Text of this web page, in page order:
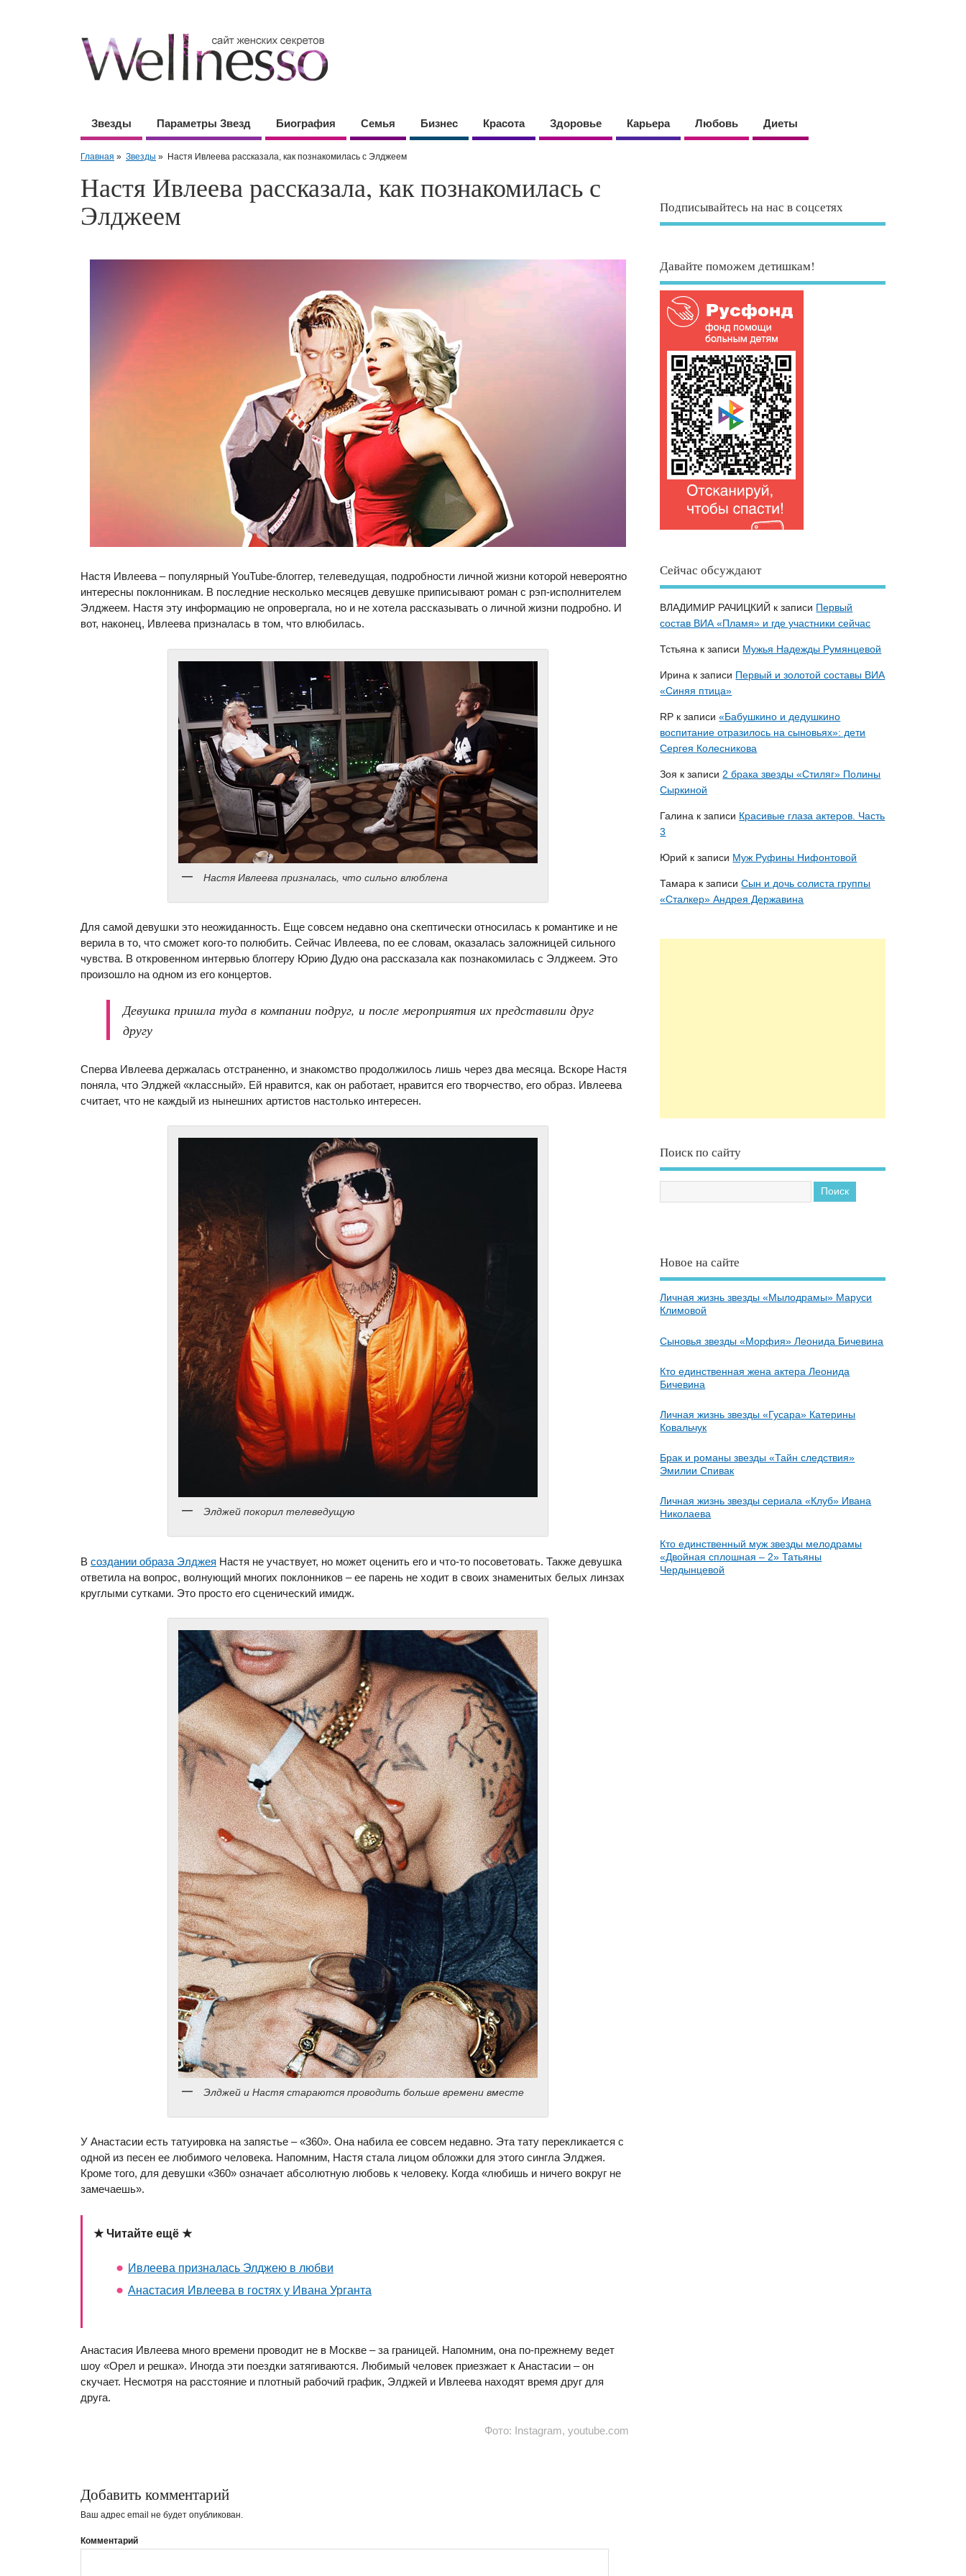
Звезды Параметры Звезд Биография Семья Бизнес Красота Здоровье Карьера Любовь Диеты
Главная » Звезды » Настя Ивлеева рассказала, как познакомилась с Элджеем
Настя Ивлеева рассказала, как познакомилась с
Элджеем
Настя Ивлеева – популярный YouTube-блоггер, телеведущая, подробности личной жизни которой невероятно
интересны поклонникам. В последние несколько месяцев девушке приписывают роман с рэп-исполнителем
Элджеем. Настя эту информацию не опровергала, но и не хотела рассказывать о личной жизни подробно. И
вот, наконец, Ивлеева призналась в том, что влюбилась.
Настя Ивлеева призналась, что сильно влюблена
Для самой девушки это неожиданность. Еще совсем недавно она скептически относилась к романтике и не
верила в то, что сможет кого-то полюбить. Сейчас Ивлеева, по ее словам, оказалась заложницей сильного
чувства. В откровенном интервью блоггеру Юрию Дудю она рассказала как познакомилась с Элджеем. Это
произошло на одном из его концертов.
Девушка пришла туда в компании подруг, и после мероприятия их представили друг
другу
Сперва Ивлеева держалась отстраненно, и знакомство продолжилось лишь через два месяца. Вскоре Настя
поняла, что Элджей «классный». Ей нравится, как он работает, нравится его творчество, его образ. Ивлеева
считает, что не каждый из нынешних артистов настолько интересен.
Элджей покорил телеведущую
В создании образа Элджея Настя не участвует, но может оценить его и что-то посоветовать. Также девушка
ответила на вопрос, волнующий многих поклонников – ее парень не ходит в своих знаменитых белых линзах
круглыми сутками. Это просто его сценический имидж.
Элджей и Настя стараются проводить больше времени вместе
У Анастасии есть татуировка на запястье – «360». Она набила ее совсем недавно. Эта тату перекликается с
одной из песен ее любимого человека. Напомним, Настя стала лицом обложки для этого сингла Элджея.
Кроме того, для девушки «360» означает абсолютную любовь к человеку. Когда «любишь и ничего вокруг не
замечаешь».
★ Читайте ещё ★
Ивлеева призналась Элджею в любви
Анастасия Ивлеева в гостях у Ивана Урганта
Анастасия Ивлеева много времени проводит не в Москве – за границей. Напомним, она по-прежнему ведет
шоу «Орел и решка». Иногда эти поездки затягиваются. Любимый человек приезжает к Анастасии – он
скучает. Несмотря на расстояние и плотный рабочий график, Элджей и Ивлеева находят время друг для
друга.
Фото: Instagram, youtube.com
Добавить комментарий
Ваш адрес email не будет опубликован.
Комментарий
Подписывайтесь на нас в соцсетях
Давайте поможем детишкам!
Сейчас обсуждают
ВЛАДИМИР РАЧИЦКИЙ к записи Первый
состав ВИА «Пламя» и где участники сейчас
Тстьяна к записи Мужья Надежды Румянцевой
Ирина к записи Первый и золотой составы ВИА
«Синяя птица»
RP к записи«Бабушкино и дедушкино
воспитание отразилось на сыновьях»: дети
Сергея Колесникова
Зоя к записи 2 брака звезды «Стиляг» Полины
Сыркиной
Галина к записи Красивые глаза актеров. Часть
3
Юрий к записи Муж Руфины Нифонтовой
Тамара к записиСын и дочь солиста группы
«Сталкер» Андрея Державина
Поиск по сайту
Новое на сайте
Личная жизнь звезды «Мылодрамы» Маруси
Климовой
Сыновья звезды «Морфия» Леонида Бичевина
Кто единственная жена актера Леонида
Бичевина
Личная жизнь звезды «Гусара» Катерины
Ковальчук
Брак и романы звезды «Тайн следствия»
Эмилии Спивак
Личная жизнь звезды сериала «Клуб» Ивана
Николаева
Кто единственный муж звезды мелодрамы
«Двойная сплошная – 2» Татьяны
Чердынцевой